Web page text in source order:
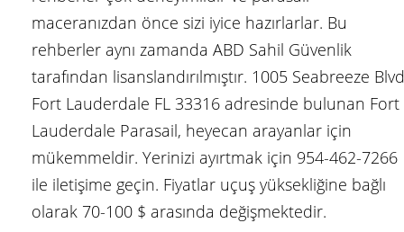
maceranızdan önce sizi iyice hazırlarlar. Bu
rehberler aynı zamanda ABD Sahil Güvenlik
tarafından lisanslandırılmıştır. 1005 Seabreeze
Fort Lauderdale FL 33316 adresinde bulunan Fort
Lauderdale Parasail, heyecan arayanlar için
mükemmeldir. Yerinizi ayırtmak için 954-462-7266
ile iletişime geçin. Fiyatlar uçuş yüksekliğine bağlı
olarak 70-100 $ arasında değişmektedir.